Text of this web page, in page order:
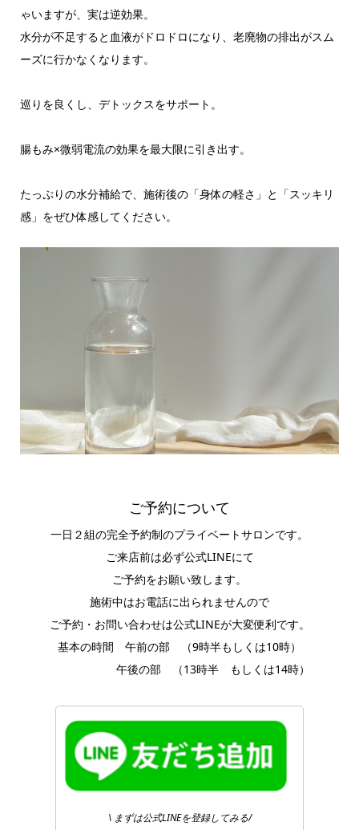
ゃいますが、実は逆効果。
水分が不足すると血液がドロドロになり、老廃物の排出がスム
ーズに行かなくなります。
巡りを良くし、デトックスをサポート。
腸もみ×微弱電流の効果を最大限に引き出す。
たっぷりの水分補給で、施術後の「身体の軽さ」と「スッキリ
感」をぜひ体感してください。
ご予約について
一日２組の完全予約制のプライベートサロンです。
ご来店前は必ず公式LINEにて
ご予約をお願い致します。
施術中はお電話に出られませんので
ご予約・お問い合わせは公式LINEが大変便利です。
基本の時間 午前の部 （9時半もしくは10時）
午後の部 （13時半 もしくは14時）
\ まずは公式LINEを登録してみる/